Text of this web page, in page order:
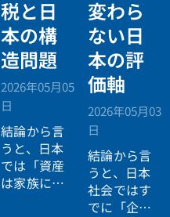
税と日
本の構
造問題
2026年05月05
日
結論から言
うと、日本
では「資産
は家族に引
変わら
ない日
本の評
価軸
2026年05月03
日
結論から言
うと、日本
社会ではす
でに「企業